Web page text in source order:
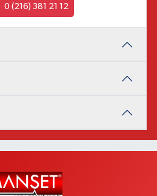
0 (216) 381 21 12